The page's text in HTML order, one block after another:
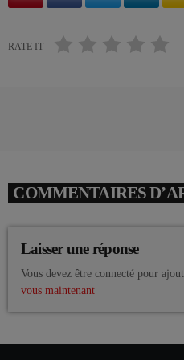
RATE IT
COMMENTAIRES
Laisser une réponse
Vous devez être connecté pour
vous maintenant